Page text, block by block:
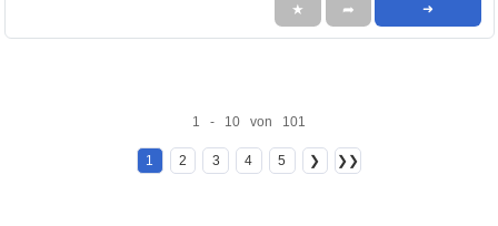
★ ➦ ➜
1 - 10 von 101
1 2 3 4 5 ❯ ❯❯